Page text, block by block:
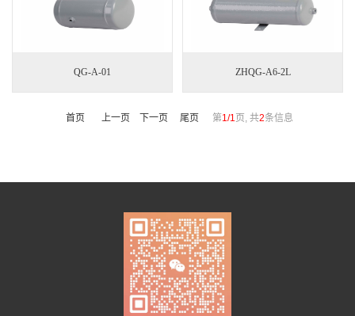
QG-A-01 ZHQG-A6-2L
首页 上一页 下一页 尾页 第1/1 页, 共2条信息